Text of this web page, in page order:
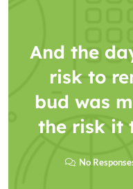
And the
risk to
bud was
the risk it
No